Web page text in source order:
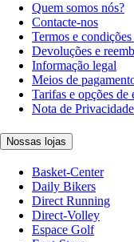
Quem somos nós?
Contacte-nos
Termos e
Devoluções e
Informação legal
Meios de
Tarifas e opções de
Nota de Privacidade
Nossas lojas
Basket-Center
Daily Bikers
Direct Running
Direct-Volley
Espace Golf